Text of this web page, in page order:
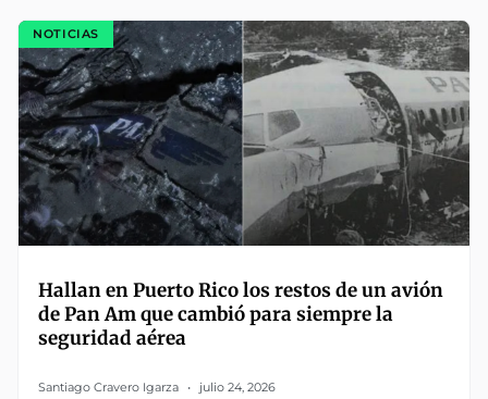
NOTICIAS
Hallan en Puerto Rico los restos de un avión
de Pan Am que cambió para siempre la
seguridad aérea
Santiago Cravero Igarza julio 24, 2026